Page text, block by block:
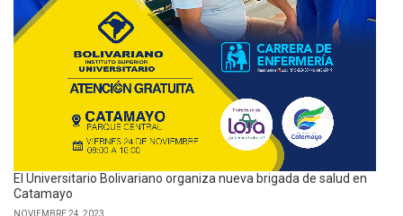
El Universitario Bolivariano organiza nueva brigada de salud en
Catamayo
NOVIEMBRE 24, 2023